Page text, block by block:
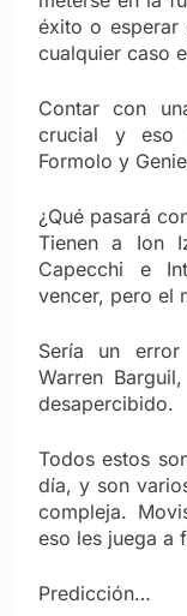
éxito o esperar
cualquier caso
Contar con
crucial y eso
Formolo y
¿Qué pasará
Tienen a Ion
Capecchi e
vencer, pero el
Sería un error
Warren
desapercibido.
Todos estos
día, y son
compleja.
eso les juega a
Predicción…